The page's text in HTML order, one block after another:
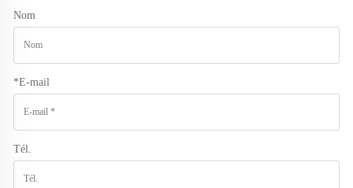
Nom
*E-mail
Tél.